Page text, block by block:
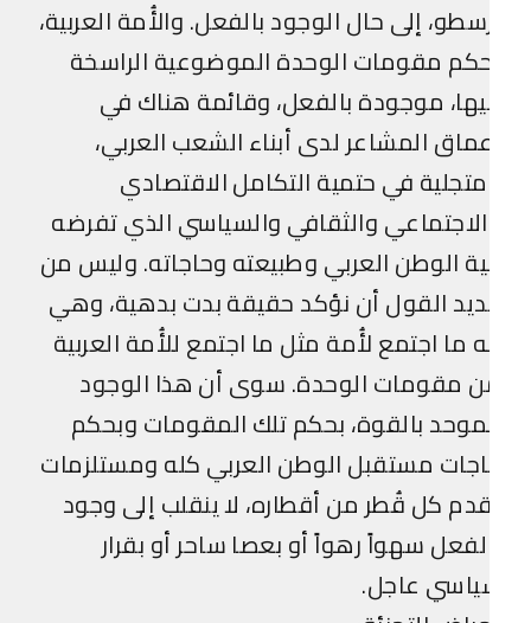
إلى حال الوجود بالفعل. والأُمة العربية،
مقومات الوحدة الموضوعية الراسخة
موجودة بالفعل، وقائمة هناك في
المشاعر لدى أبناء الشعب العربي،
في حتمية التكامل الاقتصادي
والثقافي والسياسي الذي تفرضه
الوطن العربي وطبيعته وحاجاته. وليس من
القول أن نؤكد حقيقة بدت بدهية، وهي
ما اجتمع لأُمة مثل ما اجتمع للأُمة العربية
مقومات الوحدة. سوى أن هذا الوجود
بالقوة، بحكم تلك المقومات وبحكم
مستقبل الوطن العربي كله ومستلزمات
كل قُطر من أقطاره، لا ينقلب إلى وجود
سهواً رهواً أو بعصا ساحر أو بقرار
عاجل.